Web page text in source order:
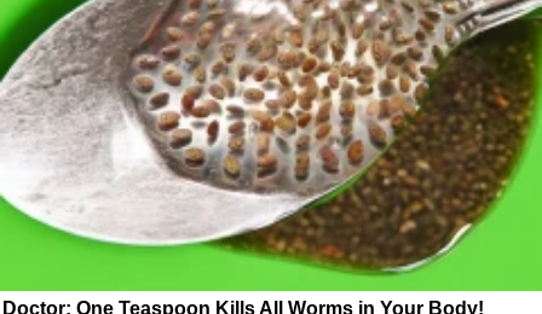
Doctor: One Teaspoon Kills All Worms in Your Body!